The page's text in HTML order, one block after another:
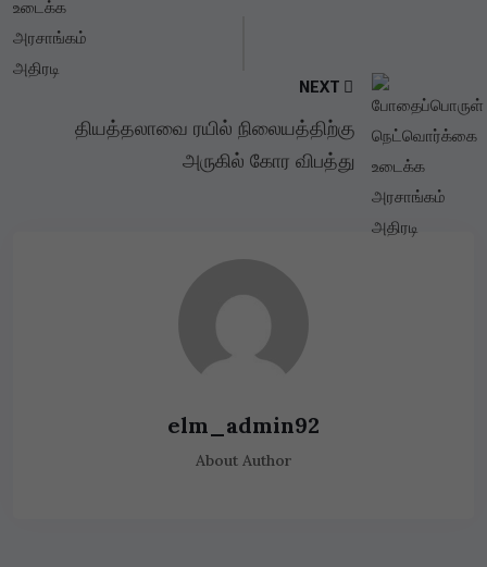
NEXT
தியத்தலாவை ரயில் நிலையத்திற்கு
அருகில் கோர விபத்து
elm_admin92
About Author